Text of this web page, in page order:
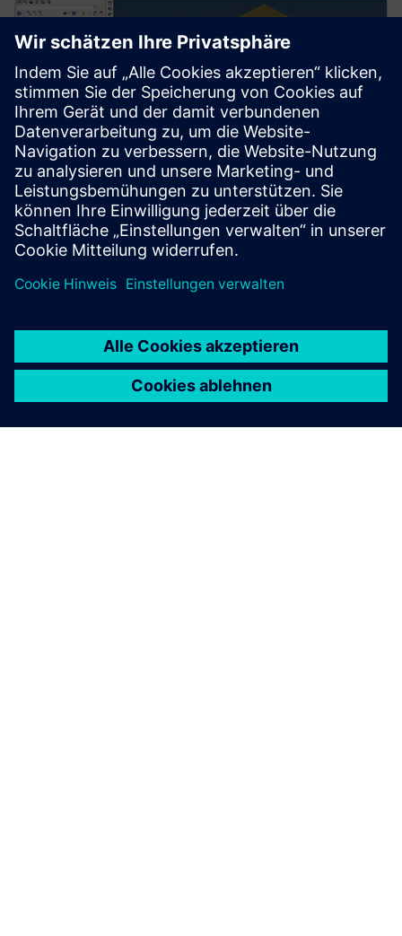
STRUCTURAL SIMULATION
Simcenter Multiscale Designer
quantification, and optimization of composite
material-based structures at multiple spatial and